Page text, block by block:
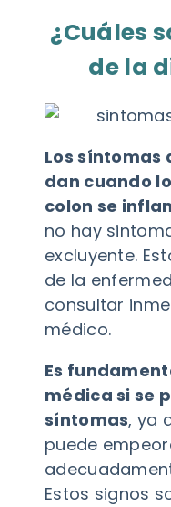
¿Cuáles
de la
Los síntomas
dan cuando
colon se
no hay
excluyente.
de la
consultar
médico.
Es
médica si se
síntomas, ya
puede
Estos signos